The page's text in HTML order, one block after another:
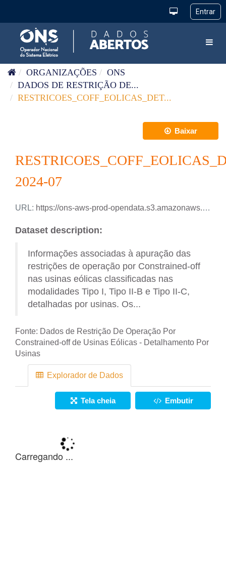
ORGANIZAÇÕES
ONS
DADOS DE RESTRIÇÃO DE...
RESTRICOES_COFF_EOLICAS_DET...
Baixar
2024-07
URL: https://ons-aws-prod-opendata.s3.amazonaws.com/dataset/restricao_coff_eolica_detail_tm/RESTRICAO_COFF_EOLICA_DETAIL_2024_07.csv
Dataset description:
Informações associadas à apuração das
restrições de operação por Constrained-off
nas usinas eólicas classificadas nas
modalidades Tipo I, Tipo II-B e Tipo II-C,
detalhadas por usinas. Os...
Fonte: Dados de Restrição De Operação Por
Constrained-off de Usinas Eólicas - Detalhamento Por
Usinas
Explorador de Dados
Tela cheia Embutir